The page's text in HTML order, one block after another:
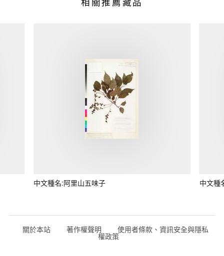
中文種名:阿里山五味子 中文種
關於本站 著作權聲明 使用者條款、資訊安全與隱私
權政策